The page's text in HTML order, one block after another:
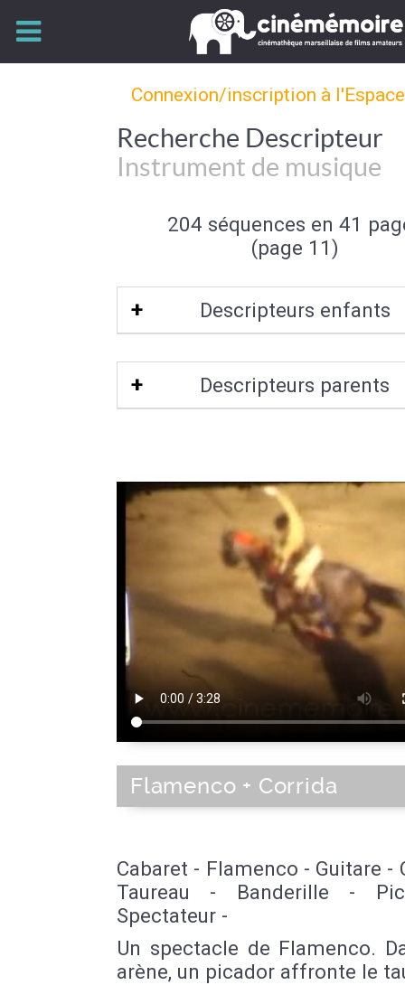
Connexion/inscription à
Recherche Descripteur
Instrument de musique
204 séquences en 41
(page 11)
Descripteurs enfants
Percussion
Descripteurs parents
Flamenco + Corrida
Cabaret - Flamenco - Guitare -
Taureau - Banderille -
Spectateur -
Un spectacle de Flamenco.
arène, un picador affronte le